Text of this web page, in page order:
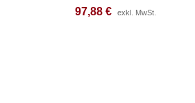
97,88 € exkl. MwSt.
97,88 € exkl. MwSt.